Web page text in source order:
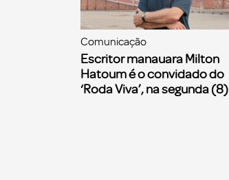
Comunicação
Escritor manauara Milton
Hatoum é o convidado do
‘Roda Viva’, na segunda (8)